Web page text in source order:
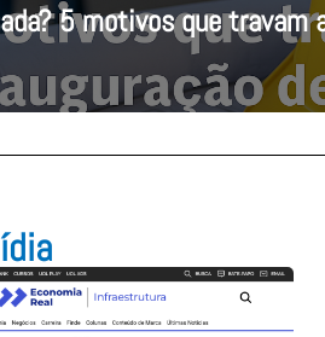
5 motivos que travam